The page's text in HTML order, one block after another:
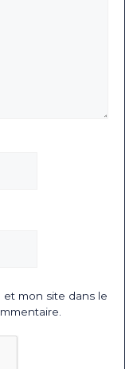
et mon site dans le